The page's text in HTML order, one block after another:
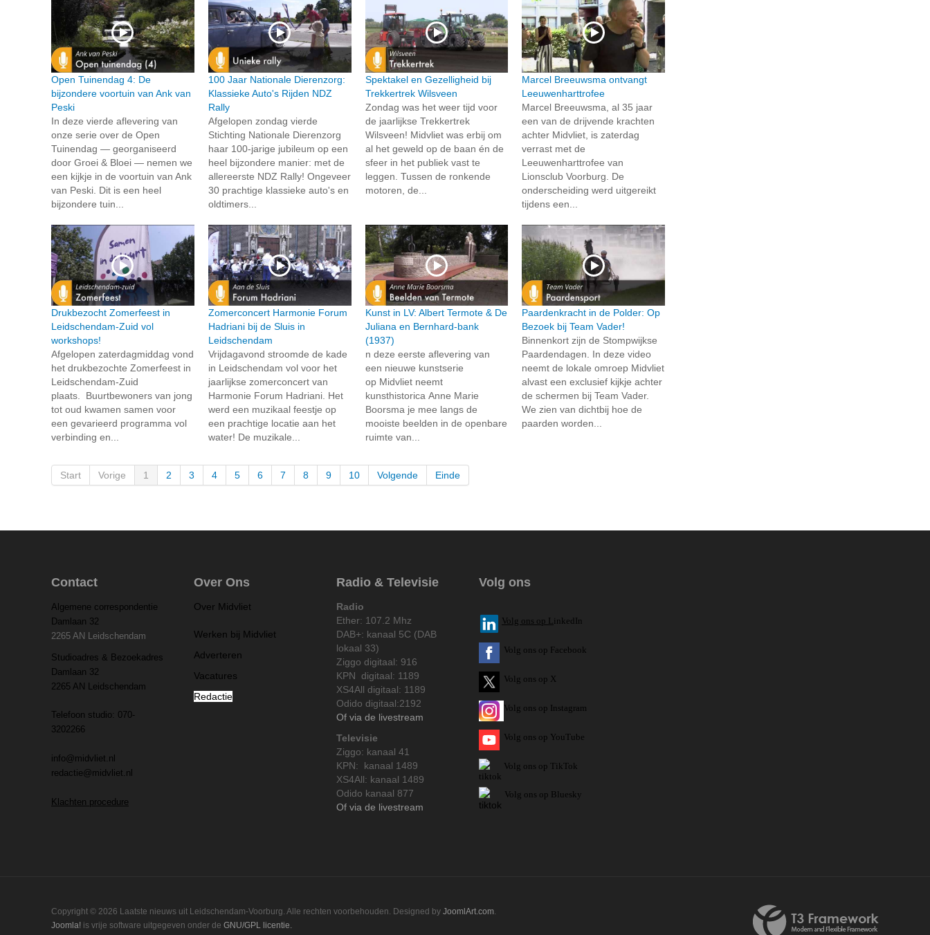
Open Tuinendag 4: De
bijzondere voortuin van Ank van
Peski
In deze vierde aflevering van
onze serie over de Open
Tuinendag — georganiseerd
door Groei & Bloei — nemen we
een kijkje in de voortuin van Ank
van Peski. Dit is een heel
bijzondere tuin...
100 Jaar Nationale Dierenzorg:
Klassieke Auto's Rijden NDZ
Rally
Afgelopen zondag vierde
Stichting Nationale Dierenzorg
haar 100-jarige jubileum op een
heel bijzondere manier: met de
allereerste NDZ Rally! Ongeveer
30 prachtige klassieke auto's en
oldtimers...
Spektakel en Gezelligheid bij
Trekkertrek Wilsveen
Zondag was het weer tijd voor
de jaarlijkse Trekkertrek
Wilsveen! Midvliet was erbij om
al het geweld op de baan én de
sfeer in het publiek vast te
leggen. Tussen de ronkende
motoren, de...
Marcel Breeuwsma ontvangt
Leeuwenharttrofee
Marcel Breeuwsma, al 35 jaar
een van de drijvende krachten
achter Midvliet, is zaterdag
verrast met de
Leeuwenharttrofee van
Lionsclub Voorburg. De
onderscheiding werd uitgereikt
tijdens een...
Drukbezocht Zomerfeest in
Leidschendam-Zuid vol
workshops!
Afgelopen zaterdagmiddag vond
het drukbezochte Zomerfeest in
Leidschendam-Zuid
plaats. Buurtbewoners van jong
tot oud kwamen samen voor
een gevarieerd programma vol
verbinding en...
Zomerconcert Harmonie Forum
Hadriani bij de Sluis in
Leidschendam
Vrijdagavond stroomde de kade
in Leidschendam vol voor het
jaarlijkse zomerconcert van
Harmonie Forum Hadriani. Het
werd een muzikaal feestje op
een prachtige locatie aan het
water! De muzikale...
Kunst in LV: Albert Termote & De
Juliana en Bernhard-bank
(1937)
n deze eerste aflevering van
een nieuwe kunstserie
op Midvliet neemt
kunsthistorica Anne Marie
Boorsma je mee langs de
mooiste beelden in de openbare
ruimte van...
Paardenkracht in de Polder: Op
Bezoek bij Team Vader!
Binnenkort zijn de Stompwijkse
Paardendagen. In deze video
neemt de lokale omroep Midvliet
alvast een exclusief kijkje achter
de schermen bij Team Vader.
We zien van dichtbij hoe de
paarden worden...
Start Vorige 1 2 3 4 5 6 7 8 9 10 Volgende Einde
Contact
Algemene correspondentie
Damlaan 32
2265 AN Leidschendam
Studioadres & Bezoekadres
Damlaan 32
2265 AN Leidschendam
Telefoon studio: 070-
3202266
info@midvliet.nl
redactie@midvliet.nl
Klachten procedure
Over Ons
Over Midvliet
Werken bij Midvliet
Adverteren
Vacatures
Redactie
Radio & Televisie
Radio
Ether: 107.2 Mhz
DAB+: kanaal 5C (DAB
lokaal 33)
Ziggo digitaal: 916
KPN digitaal: 1189
XS4All digitaal: 1189
Odido digitaal:2192
Of via de livestream
Televisie
Ziggo: kanaal 41
KPN: kanaal 1489
XS4All: kanaal 1489
Odido kanaal 877
Of via de livestream
Volg ons
Volg ons op L inkedIn
Volg ons op Facebook
Volg ons op X
Volg ons op Instagram
Volg ons op YouTube
Volg ons op TikTok
Volg ons op Bluesky
Copyright © 2026 Laatste nieuws uit Leidschendam-Voorburg. Alle rechten voorbehouden. Designed by JoomlArt.com
Joomla! is vrije software uitgegeven onder de GNU/GPL licentie.